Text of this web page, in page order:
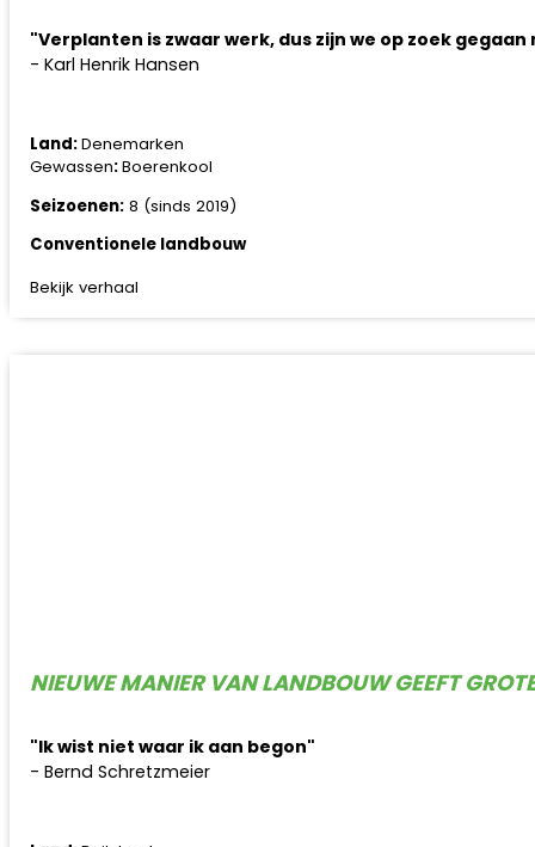
"Verplanten is zwaar werk, dus zijn we op zoek
- Karl Henrik Hansen
Land:Denemarken
Gewassen:Boerenkool
Seizoenen:8 (sinds 2019)
Conventionele landbouw
Bekijk verhaal
NIEUWE MANIER VAN LANDBOUW GEEFT
"Ik wist niet waar ik aan begon"
- Bernd Schretzmeier